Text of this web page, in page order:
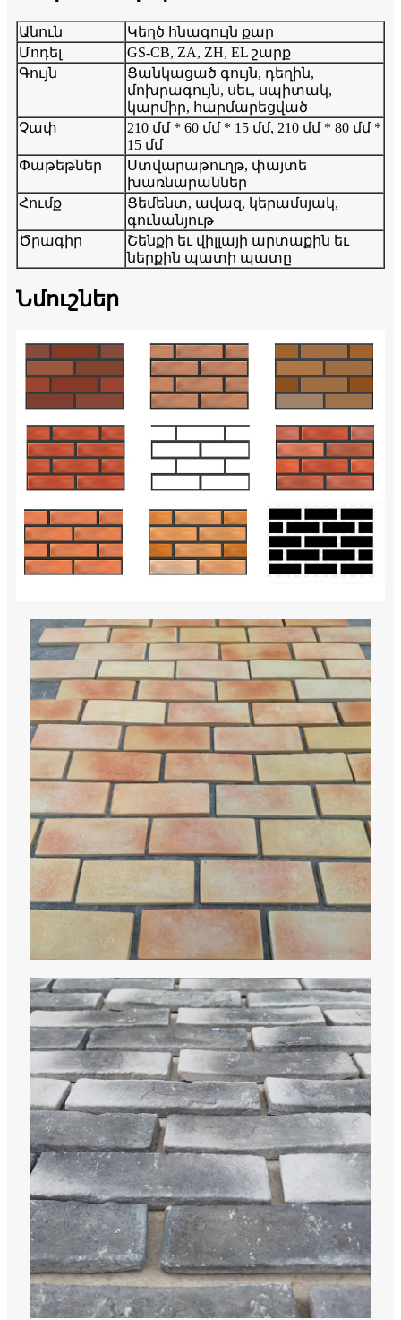
Անուն
Կեղծ հնագույն քար
Մոդել
GS-CB, ZA, ZH, EL շարք
Գույն
Ցանկացած գույն, դեղին,
մոխրագույն, սեւ, սպիտակ,
կարմիր, հարմարեցված
Չափ
210 մմ * 60 մմ * 15 մմ, 210 մմ * 80 մմ *
15 մմ
Փաթեթներ
Ստվարաթուղթ, փայտե
խառնարաններ
Հումք
Ցեմենտ, ավազ, կերամսյակ,
գունանյութ
Ծրագիր
Շենքի եւ վիլլայի արտաքին եւ
ներքին պատի պատը
Նմուշներ